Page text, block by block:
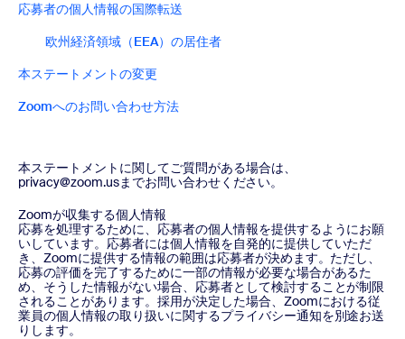
応募者の個人情報の国際転送
欧州経済領域（EEA）の居住者
本ステートメントの変更
Zoomへのお問い合わせ方法
本ステートメントに関してご質問がある場合は、
privacy@zoom.usまでお問い合わせください。
Zoomが収集する個人情報
応募を処理するために、応募者の個人情報を提供するようにお願
いしています。応募者には個人情報を自発的に提供していただ
き、Zoomに提供する情報の範囲は応募者が決めます。ただし、
応募の評価を完了するために一部の情報が必要な場合があるた
め、そうした情報がない場合、応募者として検討することが制限
されることがあります。採用が決定した場合、Zoomにおける従
業員の個人情報の取り扱いに関するプライバシー通知を別途お送
りします。